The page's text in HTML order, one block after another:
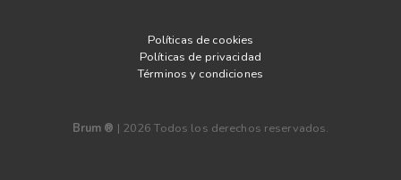
Políticas de cookies
Políticas de privacidad
Términos y condiciones
Brum ® | 2026 Todos los derechos reservados.